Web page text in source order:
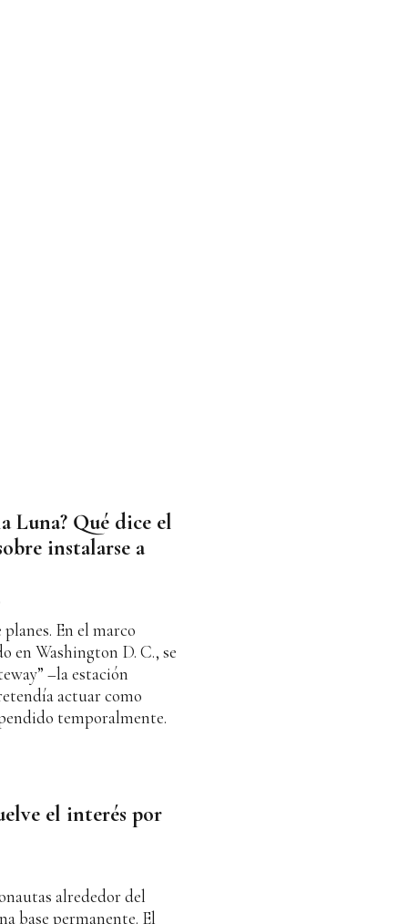
Luna? Qué dice el
instalarse a
En el marco
en Washington D. C., se
–la estación
actuar como
temporalmente.
el interés por
alrededor del
base permanente. El